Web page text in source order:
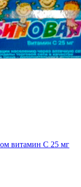
витамин С 25 мг